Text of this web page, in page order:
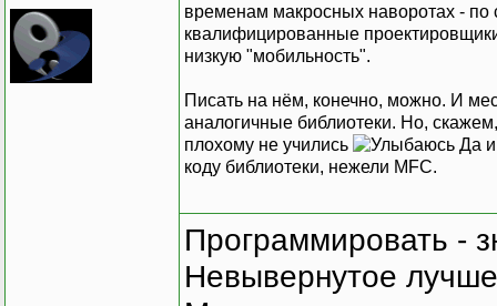
временам макросных наворотах -
квалифицированные
низкую "мобильность".
Писать на нём, конечно, можно. И
аналогичные библиотеки. Но,
плохому не учились
Да
коду библиотеки, нежели MFC.
Программировать -
Невывернутое